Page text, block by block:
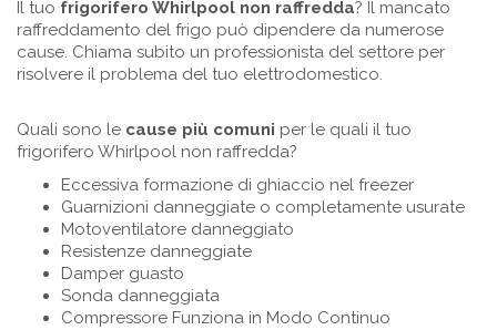
Il tuo frigorifero Whirlpool non raffredda? Il mancato
raffreddamento del frigo può dipendere da numerose
cause. Chiama subito un professionista del settore per
risolvere il problema del tuo elettrodomestico.
Quali sono le cause più comuni per le quali il tuo
frigorifero Whirlpool non raffredda?
Eccessiva formazione di ghiaccio nel freezer
Guarnizioni danneggiate o completamente usurate
Motoventilatore danneggiato
Resistenze danneggiate
Damper guasto
Sonda danneggiata
Compressore Funziona in Modo Continuo